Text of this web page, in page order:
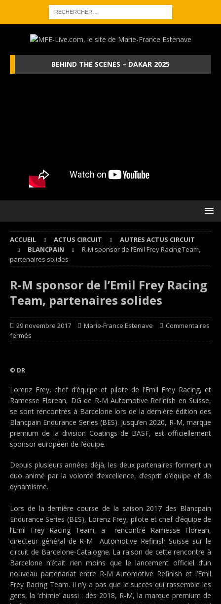
BEHIND THE SCENES – DAKAR 2025
ACCUEIL ACTUS CIRCUIT
AUTRES ACTUS CIRCUIT
BLANCPAIN
R-M sponsor de l’Emil Frey Racing Team,
partenaires solides
R-M sponsor de l’Emil Frey Racing
Team, partenaires solides
29 novembre 2017 Marie-France Estenave
Commentaires
fermés
© DR
Lorenz Frey, chef d’équipe et pilote de l’Emil Frey Racing, et
Ramesse Florean, DG de R-M Automotive Refinish en Suisse,
se sont rencontrés à Barcelone lors de la dernière édition des
Blancpain Endurance Series (BES). Jusqu’en 2020, R-M, marque
premium de la division Coatings de BASF, est officiellement
sponsor européen de l’équipe.
Depuis plusieurs années déjà, les deux partenaires forment un
duo animé par la volonté d’excellence, d’esprit d’équipe et de
dynamisme.
Lors de la dernière course de la saison 2017 des Blancpain
Endurance Series (BES), Lorenz Frey, pilote et chef d’équipe de
l’Emil Frey Racing Team, a rencontré Ramesse Florean,
directeur général de R-M Automotive Refinish Suisse sur le
circuit de Barcelone-Catalogne. La raison de cette rencontre à
Barcelone n’était rien moins que le lancement officiel d’un
nouveau partenariat entre R-M Automotive Refinish et l’Emil
Frey Racing Team. Il n’y a pas que le succès qui rassemble les
gens, la ‘chimie’ aussi : dès 2018, R-M, la marque premium de